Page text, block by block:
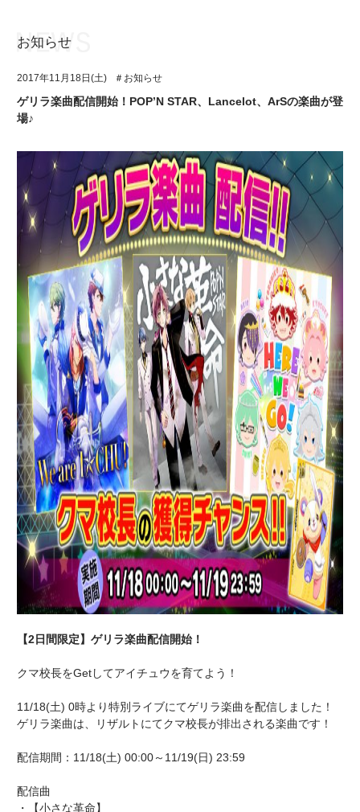
ユニット&キャラクター
アプリゲーム
イベント・キャンペーン
ミュージック
グッズ・本
ギャラリー
アイ★チュウとは
ユニット&キャラクター
アプリゲーム
イベント・キャンペーン
ミュージック
グッズ・本
ギャラリー
お知らせ
2017年11月18日(土) ＃お知らせ
ゲリラ楽曲配信開始！POP’N STAR、Lancelot、ArSの楽曲が登
場♪
【2日間限定】ゲリラ楽曲配信開始！
クマ校長をGetしてアイチュウを育てよう！
11/18(土) 0時より特別ライブにてゲリラ楽曲を配信しました！
ゲリラ楽曲は、リザルトにてクマ校長が排出される楽曲です！
配信期間：11/18(土) 00:00～11/19(日) 23:59
配信曲
・【小さな革命】